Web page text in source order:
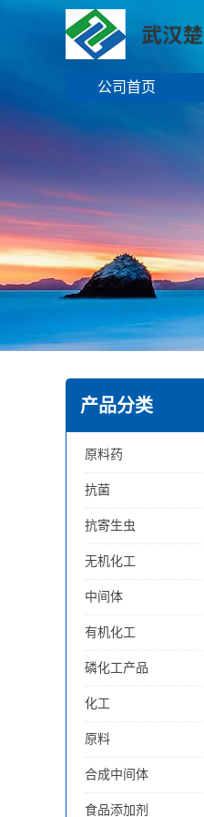
公司首页
产品分类
原料药
抗菌
抗寄生虫
无机化工
中间体
有机化工
磷化工产品
化工
原料
合成中间体
食品添加剂